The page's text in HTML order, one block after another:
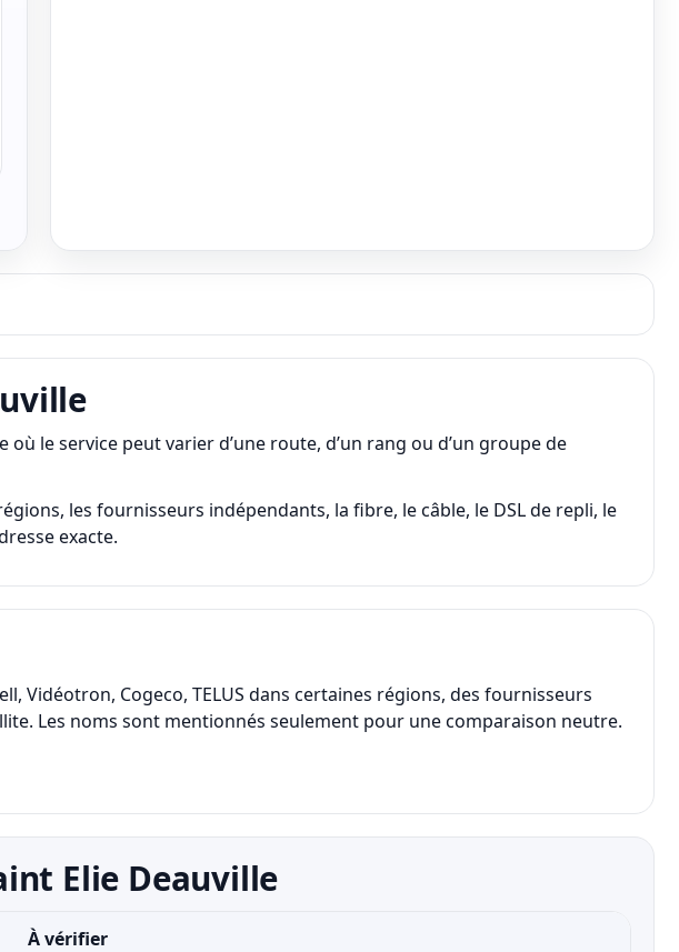
le service peut varier d’une route, d’un rang ou d’un groupe de
les fournisseurs indépendants, la fibre, le câble, le DSL de repli, le
exacte.
Vidéotron, Cogeco, TELUS dans certaines régions, des fournisseurs
Les noms sont mentionnés seulement pour une comparaison neutre.
Elie Deauville
À vérifier